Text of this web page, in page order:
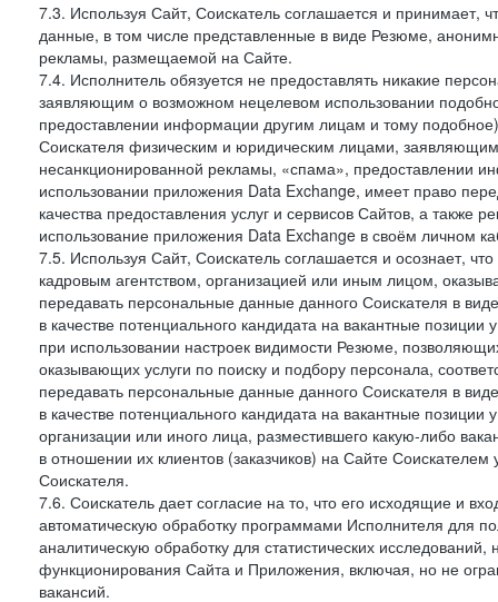
7.3. Используя Сайт, Соискатель соглашается и принимает,
данные, в том числе представленные в виде Резюме,
рекламы, размещаемой на Сайте.
7.4. Исполнитель обязуется не предоставлять никакие
заявляющим о возможном нецелевом использовании
предоставлении информации другим лицам и тому
Соискателя физическим и юридическим лицами,
несанкционированной рекламы, «спама», предоставлении
использовании приложения Data Exchange, имеет право
качества предоставления услуг и сервисов Сайтов, а также
использование приложения Data Exchange в своём личном
7.5. Используя Сайт, Соискатель соглашается и осознает,
кадровым агентством, организацией или иным лицом,
передавать персональные данные данного Соискателя в
в качестве потенциального кандидата на вакантные позиции
при использовании настроек видимости Резюме,
оказывающих услуги по поиску и подбору персонала,
передавать персональные данные данного Соискателя в
в качестве потенциального кандидата на вакантные позиции
организации или иного лица, разместившего какую-либо
в отношении их клиентов (заказчиков) на Сайте
Соискателя.
7.6. Соискатель дает согласие на то, что его исходящие и
автоматическую обработку программами Исполнителя для
аналитическую обработку для статистических
функционирования Сайта и Приложения, включая, но не
вакансий.